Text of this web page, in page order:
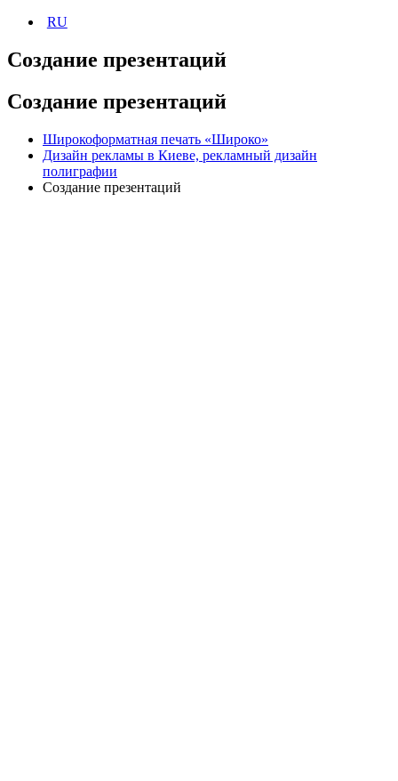
RU
Создание презентаций
Создание презентаций
Широкоформатная печать «Широко»
Дизайн рекламы в Киеве, рекламный дизайн
полиграфии
Создание презентаций